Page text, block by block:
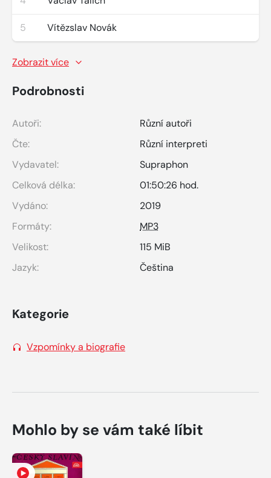
5 Vítězslav Novák
Zobrazit více
Podrobnosti
Autoři:
Různí autoři
Čte:
Různí interpreti
Vydavatel:
Supraphon
Celková délka:
01:50:26 hod.
Vydáno:
2019
Formáty:
MP3
Velikost:
115 MiB
Jazyk:
Čeština
Kategorie
Vzpomínky a biografie
Mohlo by se vám také líbit